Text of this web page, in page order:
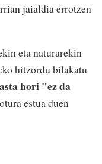
jaialdia errotzen
eta naturarekin
hitzordu bilakatu
hori "ez da
estua duen